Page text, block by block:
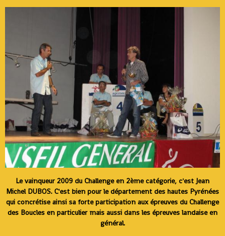
Le vainqueur 2009 du Challenge en 2ème catégorie, c'est Jean
Michel DUBOS. C'est bien pour le département des hautes Pyrénées
qui concrétise ainsi sa forte participation aux épreuves du Challenge
des Boucles en particulier mais aussi dans les épreuves landaise en
général.